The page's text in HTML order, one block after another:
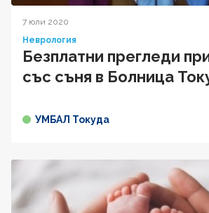
7 юли 2020
Неврология
Безплатни прегледи
със съня в Болница
УМБАЛ Токуда